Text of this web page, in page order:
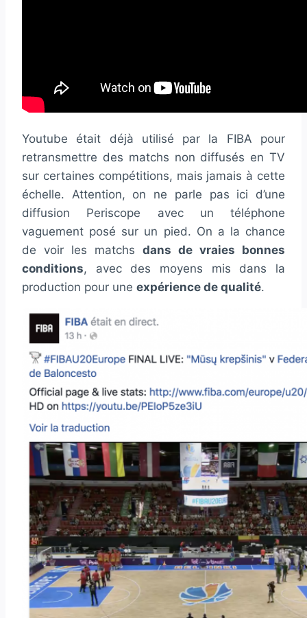
Youtube était déjà utilisé par la FIBA pour
retransmettre des matchs non diffusés en TV
sur certaines compétitions, mais jamais à cette
échelle. Attention, on ne parle pas ici d’une
diffusion Periscope avec un téléphone
vaguement posé sur un pied. On a la chance
de voir les matchs dans de vraies bonnes
conditions, avec des moyens mis dans la
production pour une expérience de qualité.